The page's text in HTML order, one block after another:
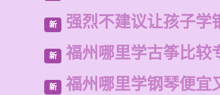
新 强烈不建议让孩子学
新 福州哪里学古筝比较
新 福州哪里学钢琴便宜